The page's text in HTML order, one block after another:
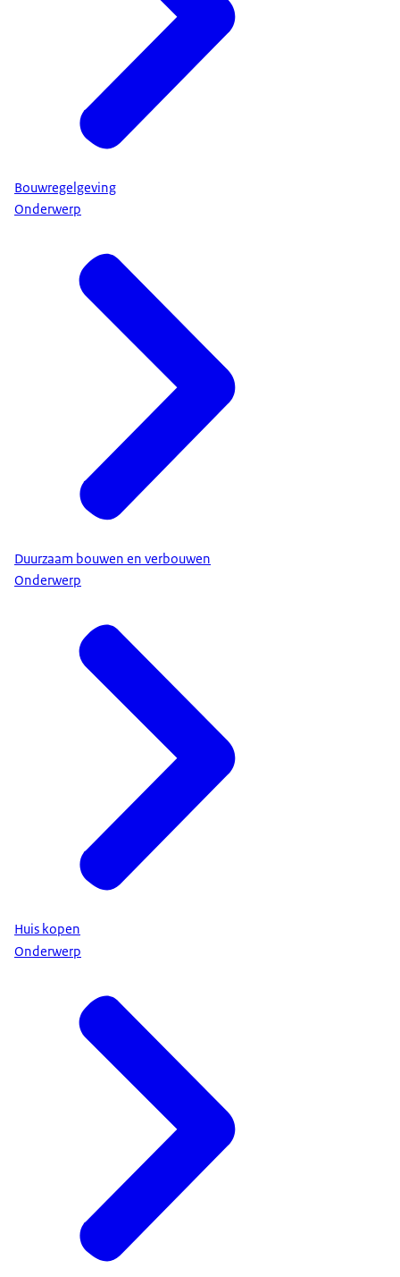
Bouwregelgeving
Onderwerp
Duurzaam bouwen en verbouwen
Onderwerp
Huis kopen
Onderwerp